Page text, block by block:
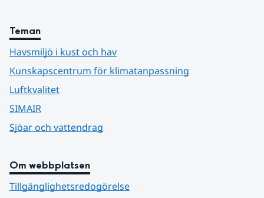
Teman
Havsmiljö i kust och hav
Kunskapscentrum för klimatanpassning
Luftkvalitet
SIMAIR
Sjöar och vattendrag
Om webbplatsen
Tillgänglighetsredogörelse